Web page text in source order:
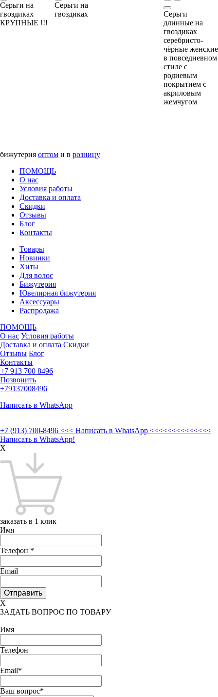
Серьги на
гвоздиках
КРУПНЫЕ !!!
Серьги на
гвоздиках
Серьги
длинные на
гвоздиках
серебристо-
чёрные женские
в повседневном
стиле с
родиевым
покрытием с
акриловым
жемчугом
бижутерия оптом и в розницу
ПОМОЩЬ
О нас
Условия работы
Доставка и оплата
Скидки
Отзывы
Блог
Контакты
Товары
Новинки
Хиты
Для волос
Бижутерия
Ювелирная бижутерия
Аксессуары
Распродажа
ПОМОЩЬ
О нас Условия работы
Доставка и оплата Скидки
Отзывы Блог
Контакты
+7 913 700 8496
Позвонить
+79137008496
Написать в WhatsApp
+7 (913) 700-8496 <<< Написать в WhatsApp <<<<<<<<<<<<<<
Написать в WhatsApp!
X
заказать в 1 клик
Имя
Телефон *
Email
X
ЗАДАТЬ ВОПРОС ПО ТОВАРУ
Имя
Телефон
Email*
Ваш вопрос*